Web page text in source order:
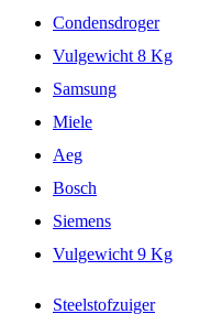
Condensdroger
Vulgewicht 8 Kg
Samsung
Miele
Aeg
Bosch
Siemens
Vulgewicht 9 Kg
Steelstofzuiger